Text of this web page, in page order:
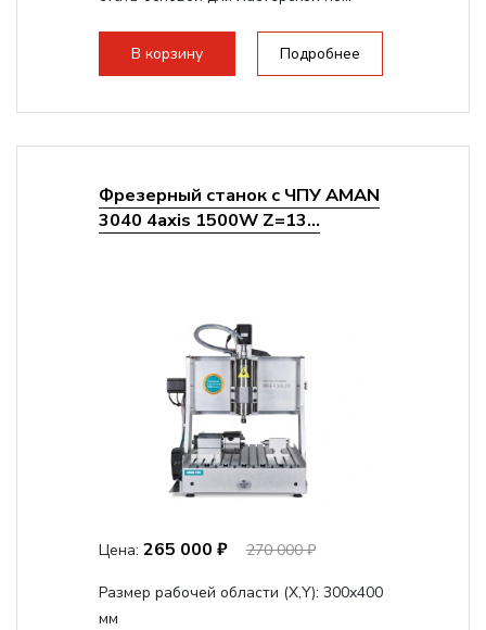
В корзину Подробнее
Фрезерный станок с ЧПУ AMAN
3040 4axis 1500W Z=13...
Цена: 265 000 ₽ 270 000 ₽
Размер рабочей области (Х,Y): 300x400
мм